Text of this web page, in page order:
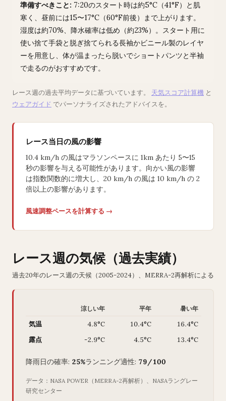
準備すべきこと: 7:20のスタート時は約5°C（41°F）と肌
寒く、昼前には15〜17°C（60°F前後）まで上がります。
湿度は約70%、降水確率は低め（約23%）。スタート用に
使い捨て手袋と脱ぎ捨てられる長袖かビニール製のレイヤ
ーを用意し、体が温まったら脱いでショートパンツと半袖
で走るのがおすすめです。
レース週の過去平均データに基づいています。 天気スコア計算機 と
ウェアガイド でパーソナライズされたアドバイスを。
レース当日の風の影響
10.4 km/h の風はマラソンペースに 1km あたり 5〜15
秒の影響を与える可能性があります。向かい風の影響
は指数関数的に増大し、20 km/h の風は 10 km/h の 2
倍以上の影響があります。
風速調整ペースを計算する →
レース週の気候（過去実績）
過去20年のレース週の天候（2005-2024）、MERRA-2再解析による
涼しい年 平年 暑い年
気温 4.8°C 10.4°C
16.4°C
露点
-2.9°C 4.5°C 13.4°C
降雨日の確率: 25%ランニング適性: 79/100
データ：NASA POWER（MERRA-2再解析）、NASAラングレー
研究センター